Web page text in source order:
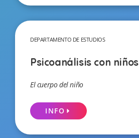
DEPARTAMENTO DE ESTUDIOS
Psicoanálisis con niños
El cuerpo del niño
INFO